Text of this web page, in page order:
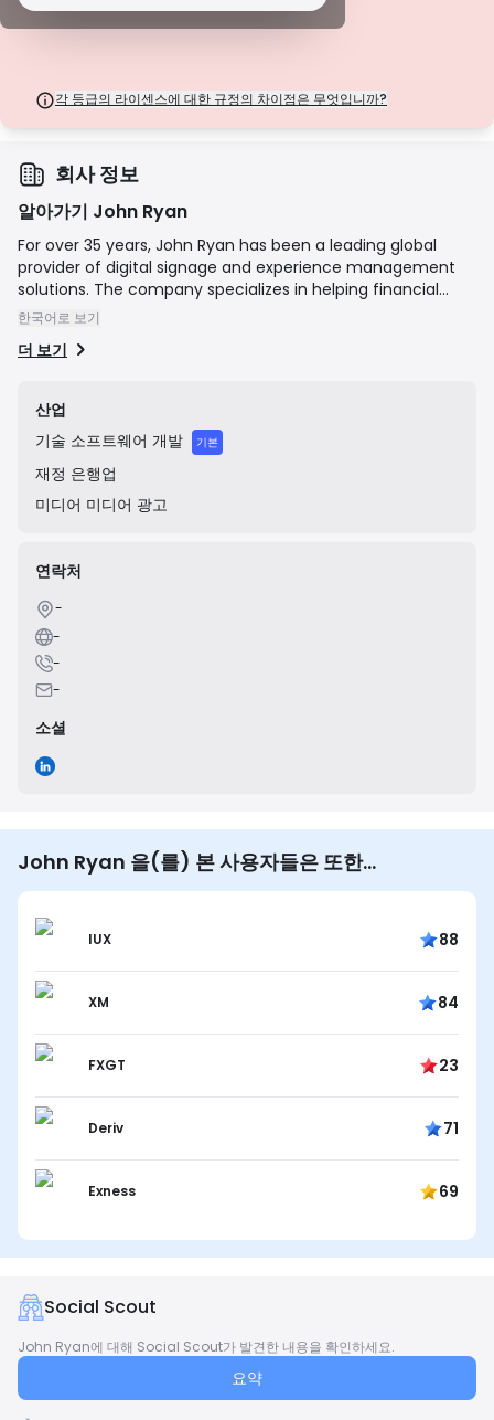
각 등급의 라이센스에 대한 규정의 차이점은 무엇입니까?
감독이 최소화된 관할권에서 발행된 이러한 라이선스는 종종 자금 분리 및 보험
회사 정보
알아가기 John Ryan
For over 35 years, John Ryan has been a leading global
provider of digital signage and experience management
solutions. The company specializes in helping financial
institutions and retailers enhance their in-person
and interactive displays. They offer a comprehensive suite
system (CMS), hardware procurement, content strategy,
and ongoing support, aiming to transform physical branch
and store environments.
한국어로 보기
더 보기
산업
기술 소프트웨어 개발 기본
재정 은행업
미디어 미디어 광고
연락처
-
-
-
-
소셜
John Ryan 을(를) 본 사용자들은 또한…
IUX 88
XM 84
FXGT 23
Deriv 71
Exness 69
Social Scout
John Ryan에 대해 Social Scout가 발견한 내용을 확인하세요.
요약